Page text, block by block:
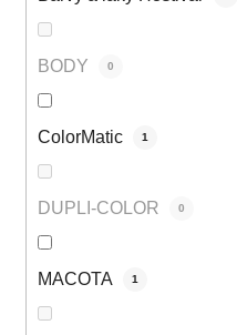
BODY 0
ColorMatic 1
DUPLI-COLOR 0
MACOTA 1